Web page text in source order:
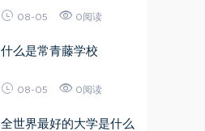
08-05 0阅读
什么是常青藤学校
08-05 0阅读
全世界最好的大学是什么